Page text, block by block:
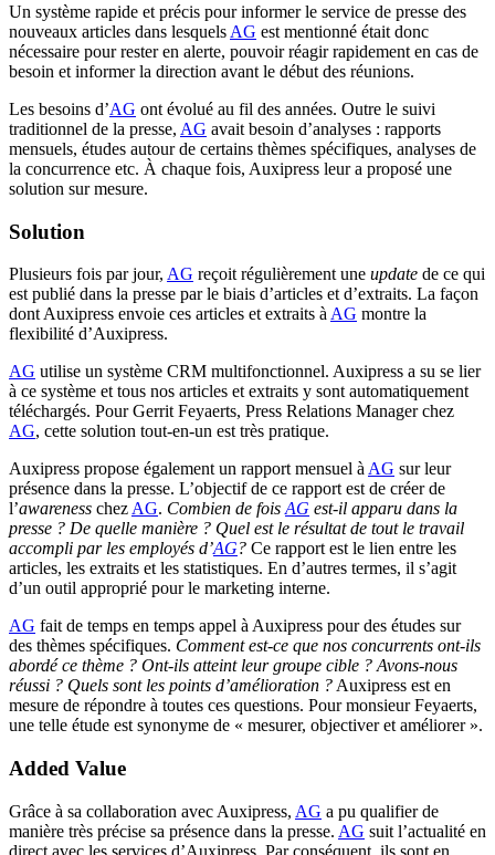
Un système rapide et précis pour informer le service de presse des
nouveaux articles dans lesquels AG est mentionné était donc
nécessaire pour rester en alerte, pouvoir réagir rapidement en cas de
besoin et informer la direction avant le début des réunions.
Les besoins d’AG ont évolué au fil des années. Outre le suivi
traditionnel de la presse, AG avait besoin d’analyses : rapports
mensuels, études autour de certains thèmes spécifiques, analyses de
la concurrence etc. À chaque fois, Auxipress leur a proposé une
solution sur mesure.
Solution
Plusieurs fois par jour, AG reçoit régulièrement une update de ce qui
est publié dans la presse par le biais d’articles et d’extraits. La façon
dont Auxipress envoie ces articles et extraits à AG montre la
flexibilité d’Auxipress.
AG utilise un système CRM multifonctionnel. Auxipress a su se lier
à ce système et tous nos articles et extraits y sont automatiquement
téléchargés. Pour Gerrit Feyaerts, Press Relations Manager chez
AG, cette solution tout-en-un est très pratique.
Auxipress propose également un rapport mensuel à AG sur leur
présence dans la presse. L’objectif de ce rapport est de créer de
l’awareness chez AG. Combien de fois AG est-il apparu dans la
presse ? De quelle manière ? Quel est le résultat de tout le travail
accompli par les employés d’AG? Ce rapport est le lien entre les
articles, les extraits et les statistiques. En d’autres termes, il s’agit
d’un outil approprié pour le marketing interne.
AG fait de temps en temps appel à Auxipress pour des études sur
des thèmes spécifiques. Comment est-ce que nos concurrents ont-ils
abordé ce thème ? Ont-ils atteint leur groupe cible ? Avons-nous
réussi ? Quels sont les points d’amélioration ? Auxipress est en
mesure de répondre à toutes ces questions. Pour monsieur Feyaerts,
une telle étude est synonyme de « mesurer, objectiver et améliorer ».
Added Value
Grâce à sa collaboration avec Auxipress, AG a pu qualifier de
manière très précise sa présence dans la presse. AG suit l’actualité en
direct avec les services d’Auxipress. Par conséquent, ils sont en